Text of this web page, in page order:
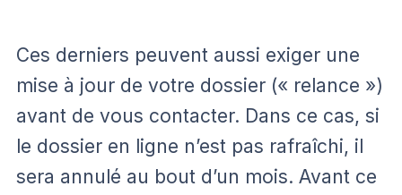
Ces derniers peuvent aussi exiger une
mise à jour de votre dossier (« relance »)
avant de vous contacter. Dans ce cas, si
le dossier en ligne n’est pas rafraîchi, il
sera annulé au bout d’un mois. Avant ce